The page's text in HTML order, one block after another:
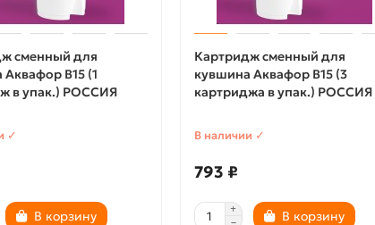
сменный для
B15 (1
в упак.) РОССИЯ
✓
В корзину
Картридж сменный для
кувшина Аквафор B15 (3
картриджа в упак.) РОССИЯ
В наличии ✓
793 ₽
В корзину